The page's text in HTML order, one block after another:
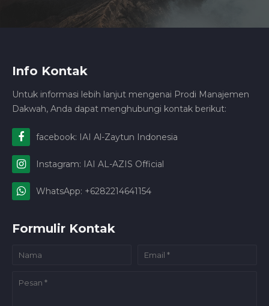
Info Kontak
Untuk informasi lebih lanjut mengenai Prodi Manajemen
Dakwah, Anda dapat menghubungi kontak berikut:
facebook: IAI Al-Zaytun Indonesia
Instagram: IAI AL-AZIS Official
WhatsApp: +6282214641154
Formulir Kontak